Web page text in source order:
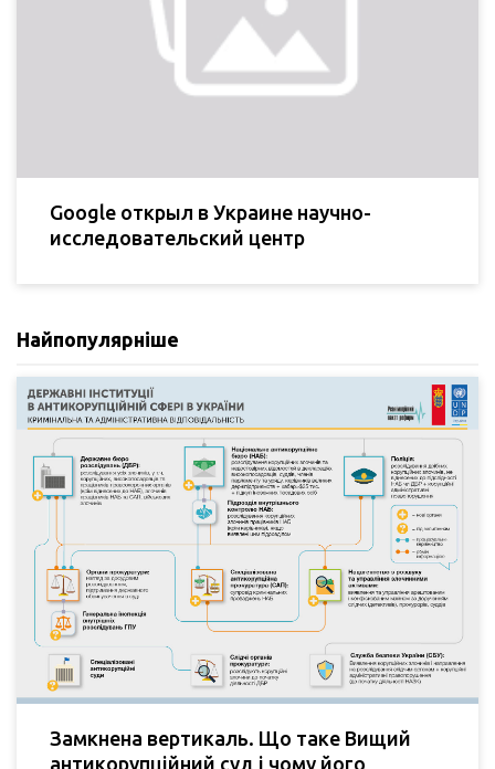
Google открыл в Украине научно-
исследовательский центр
Найпопулярніше
Замкнена вертикаль. Що таке Вищий
антикорупційний суд і чому його